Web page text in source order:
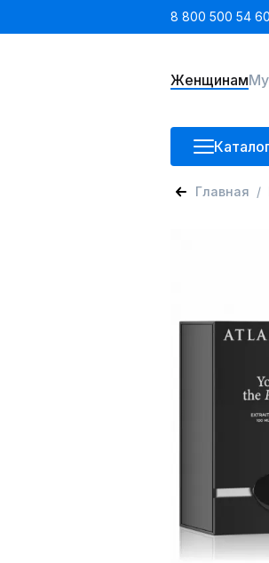
8 800 500 54
Женщинам
Главная